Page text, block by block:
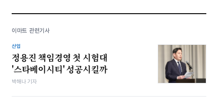
이마트 관련기사
산업
정용진 책임경영 첫 시험대
'스타베이시티' 성공시킬까
박해나 기자